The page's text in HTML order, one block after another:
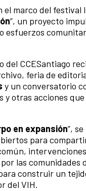
el marco del
”, un proyecto
esfuerzos
CCESantiago
feria de
y un conversatorio
y otras acciones
en expansión”,
para
las comunidades
construir un
del VIH.